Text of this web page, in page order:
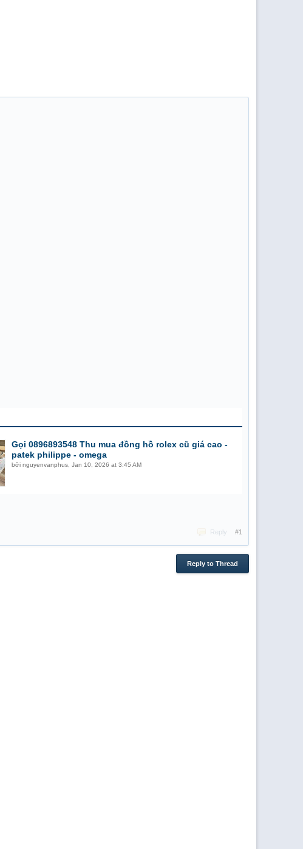
Gọi 0896893548 Thu mua đồng hồ rolex cũ giá cao -
patek philippe - omega
bởi nguyenvanphus, Jan 10, 2026 at 3:45 AM
#1
Reply
Reply to Thread